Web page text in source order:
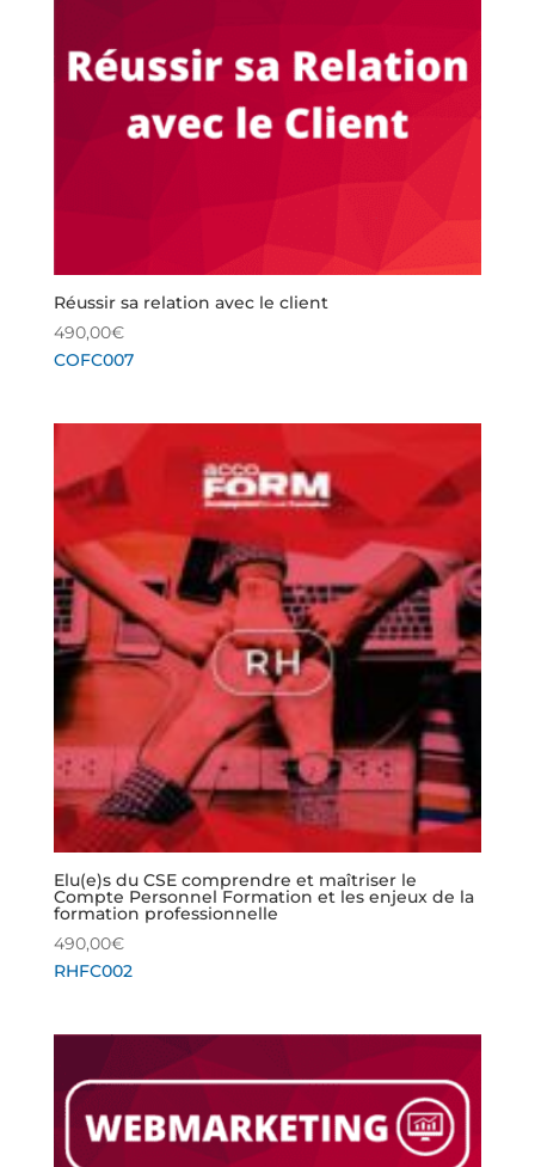
Réussir sa relation avec le client
490,00€
COFC007
Elu(e)s du CSE comprendre et maîtriser le
Compte Personnel Formation et les enjeux de la
formation professionnelle
490,00€
RHFC002